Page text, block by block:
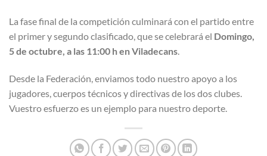
La fase final de la competición culminará con el partido entre
el primer y segundo clasificado, que se celebrará el Domingo,
5 de octubre, a las 11:00 h en Viladecans
Desde la Federación, enviamos todo nuestro apoyo a los
jugadores, cuerpos técnicos y directivas de los dos clubes.
Vuestro esfuerzo es un ejemplo para nuestro deporte.